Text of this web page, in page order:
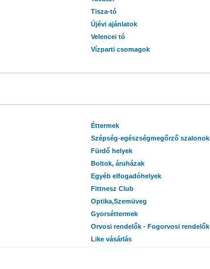
Tisza-tó
Újévi ajánlatok
Velencei tó
Vízparti csomagok
Éttermek
Szépség-egészségmegőrző szalonok
Fürdő helyek
Boltok, áruházak
Egyéb elfogadóhelyek
Fittnesz Club
Optika,Szemüveg
Gyorséttermek
Orvosi rendelők - Fogorvosi rendelők
Like vásárlás